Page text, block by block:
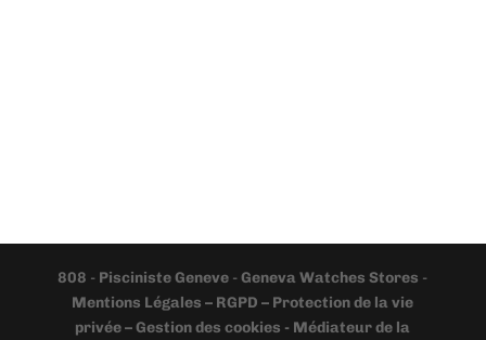
808 - Pisciniste Geneve -Geneva Watches Stores -
Mentions Légales – RGPD – Protection de la vie
privée – Gestion des cookies - Médiateur de la